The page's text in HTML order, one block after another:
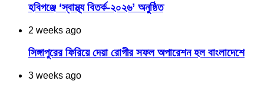
হবিগঞ্জে ‘স্বাস্থ্য বিতর্ক-২০২৬’ অনুষ্ঠিত
2 weeks ago
সিঙ্গাপুরের ফিরিয়ে দেয়া রোগীর সফল অপারেশন হল বাংলাদেশে
3 weeks ago